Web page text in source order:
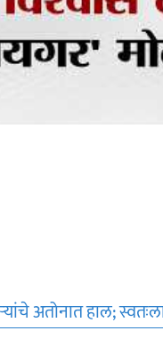
अतोनात हाल;